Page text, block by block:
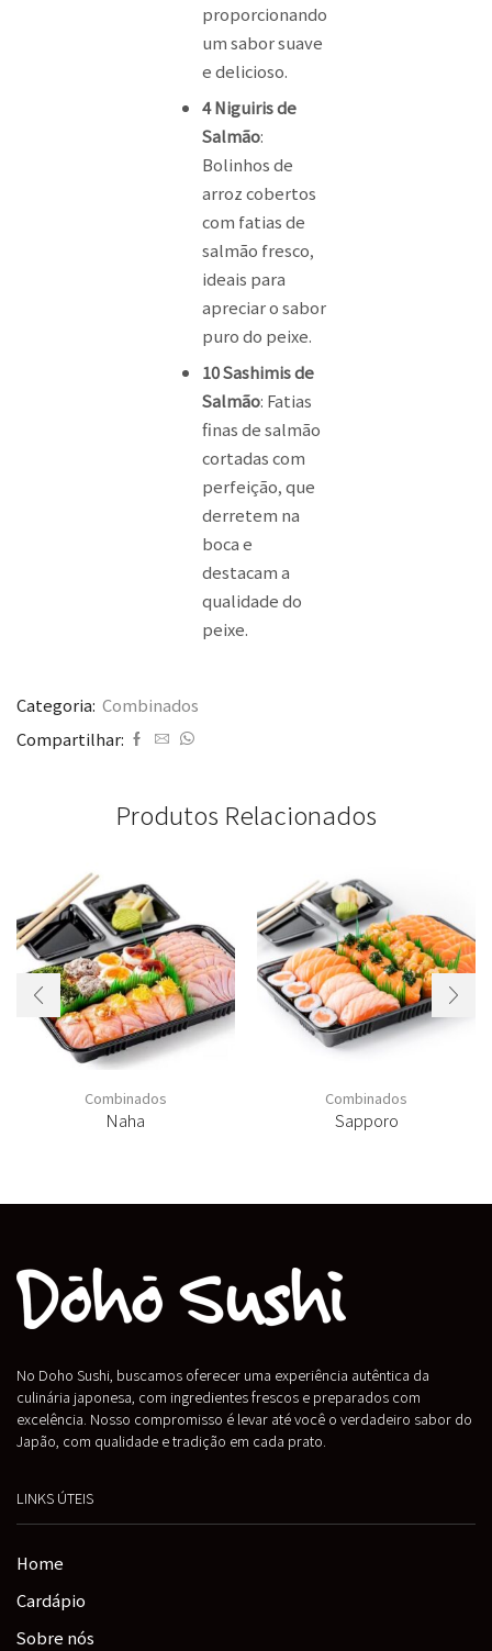
proporcionando
um sabor suave
e delicioso.
4 Niguiris de
Salmão:
Bolinhos de
arroz cobertos
com fatias de
salmão fresco,
ideais para
apreciar o sabor
puro do peixe.
10 Sashimis de
Salmão: Fatias
finas de salmão
cortadas com
perfeição, que
derretem na
boca e
destacam a
qualidade do
peixe.
Categoria: Combinados
Compartilhar:
Produtos Relacionados
Combinados
Naha
Combinados
Sapporo
No Doho Sushi, buscamos oferecer uma experiência autêntica da
culinária japonesa, com ingredientes frescos e preparados com
excelência. Nosso compromisso é levar até você o verdadeiro sabor do
Japão, com qualidade e tradição em cada prato.
LINKS ÚTEIS
Home
Cardápio
Sobre nós